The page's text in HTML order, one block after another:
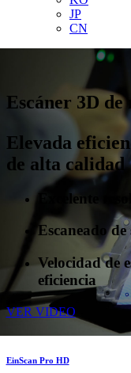
JP
CN
Escáner 3D
Elevada
de alta calidad
Excelente
Escaneado
Velocidad de
eficiencia
VER VIDEO
EinScan Pro HD